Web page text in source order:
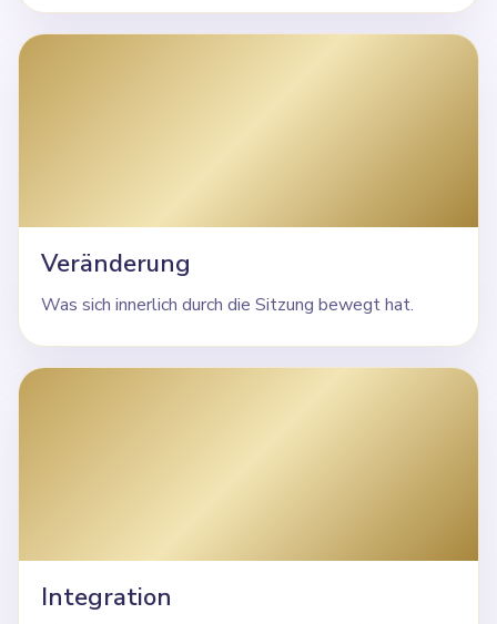
Veränderung
Was sich innerlich durch die Sitzung bewegt hat.
Integration